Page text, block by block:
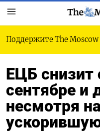
Поддержите The Moscow
ЕЦБ снизит
сентябре и
несмотря